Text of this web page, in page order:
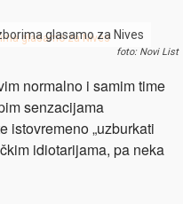
glasamo za Nives
foto: Novi List
normalno i samim time
senzacijama
istovremeno „uzburkati
idiotarijama, pa neka